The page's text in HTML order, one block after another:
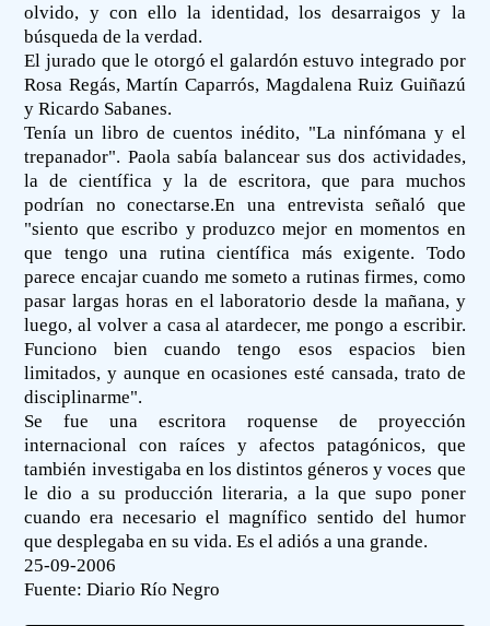
olvido, y con ello la identidad, los desarraigos y la
búsqueda de la verdad.
El jurado que le otorgó el galardón estuvo integrado por
Rosa Regás, Martín Caparrós, Magdalena Ruiz Guiñazú
y Ricardo Sabanes.
Tenía un libro de cuentos inédito, "La ninfómana y el
trepanador". Paola sabía balancear sus dos actividades,
la de científica y la de escritora, que para muchos
podrían no conectarse.En una entrevista señaló que
"siento que escribo y produzco mejor en momentos en
que tengo una rutina científica más exigente. Todo
parece encajar cuando me someto a rutinas firmes, como
pasar largas horas en el laboratorio desde la mañana, y
luego, al volver a casa al atardecer, me pongo a escribir.
Funciono bien cuando tengo esos espacios bien
limitados, y aunque en ocasiones esté cansada, trato de
disciplinarme".
Se fue una escritora roquense de proyección
internacional con raíces y afectos patagónicos, que
también investigaba en los distintos géneros y voces que
le dio a su producción literaria, a la que supo poner
cuando era necesario el magnífico sentido del humor
que desplegaba en su vida. Es el adiós a una grande.
25-09-2006
Fuente:Diario Río Negro